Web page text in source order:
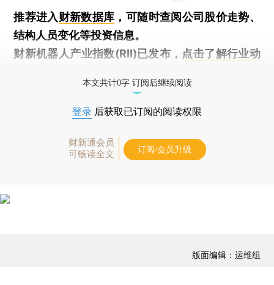
推荐进入财新数据库 ，可随时查阅公司股价走势、
结构人员变化等投资信息。
财新机器人产业指数(RII)已发布， 点击了解行业动
本文共计0字 订阅后继续阅读
登录 后获取已订阅的阅读权限
财新通会员
可畅读全文
订阅/会员升级
版面编辑：运维组